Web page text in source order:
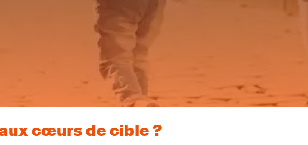
cœurs de cible ?